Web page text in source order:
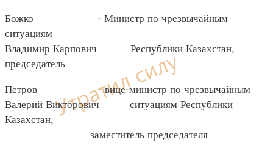
Божко - Министр по чрезвычайным
ситуациям
Владимир Карпович Республики Казахстан,
председатель
Петров - вице-министр по чрезвычайным
Валерий Викторович ситуациям Республики
Казахстан,
заместитель председателя